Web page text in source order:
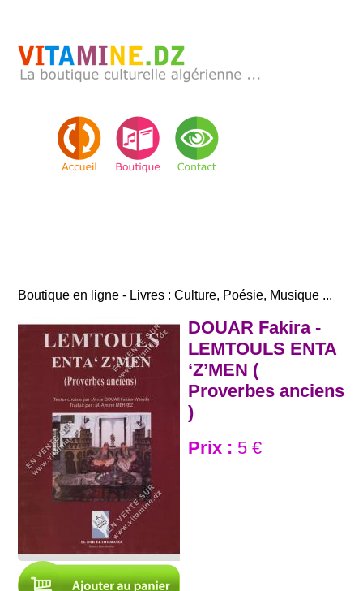
Boutique en ligne - Livres : Culture, Poésie, Musique ...
DOUAR Fakira -
LEMTOULS ENTA
‘Z’MEN (
Proverbes anciens
)
Prix : 5 €